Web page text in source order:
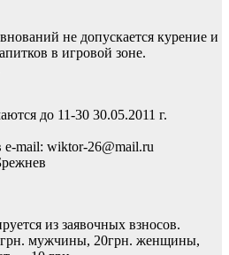
не допускается курение и
в игровой зоне.
до 11-30 30.05.2011 г.
mail: wiktor-26@mail.ru
из заявочных взносов.
грн. мужчины, 20грн. женщины,